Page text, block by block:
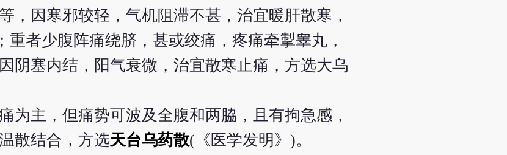
，因寒邪较轻，气机阻滞不甚，治宜暖肝散寒，
重者少腹阵痛绕脐，甚或绞痛，疼痛牵掣睾丸，
阴塞内结，阳气衰微，治宜散寒止痛，方选大乌
为主，但痛势可波及全腹和两脇，且有拘急感，
散结合，方选天台乌药散(《医学发明》)。